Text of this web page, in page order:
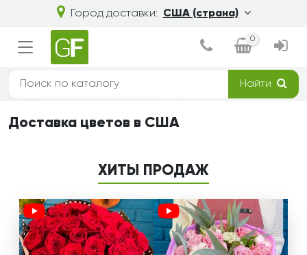
Город доставки: США (страна)
0
Найти
Доставка цветов в США
ХИТЫ ПРОДАЖ